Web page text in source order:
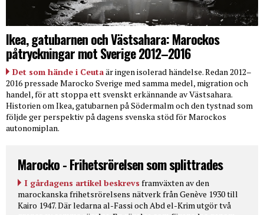
Ikea, gatubarnen och Västsahara: Marockos
påtryckningar mot Sverige 2012–2016
Det som hände i Ceutaär ingen isolerad händelse. Redan 2012–
2016 pressade Marocko Sverige med samma medel, migration och
handel, för att stoppa ett svenskt erkännande av Västsahara.
Historien om Ikea, gatubarnen på Södermalm och den tystnad som
följde ger perspektiv på dagens svenska stöd för Marockos
autonomiplan.
Marocko - Frihetsrörelsen som splittrades
I gårdagens artikel beskrevs framväxten av den
marockanska frihetsrörelsens nätverk från Genève 1930 till
Kairo 1947. Där ledarna al-Fassi och Abd el-Krim utgör två